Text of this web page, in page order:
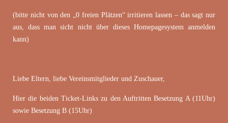
(bitte nicht von den „0 freien Plätzen“ irritieren lassen – das sagt nur
aus, dass man sicht nicht über dieses Homepagesystem anmelden
kann)
Liebe Eltern, liebe Vereinsmitglieder und Zuschauer,
Hier die beiden Ticket-Links zu den Auftritten Besetzung A (11Uhr)
sowie Besetzung B (15Uhr)